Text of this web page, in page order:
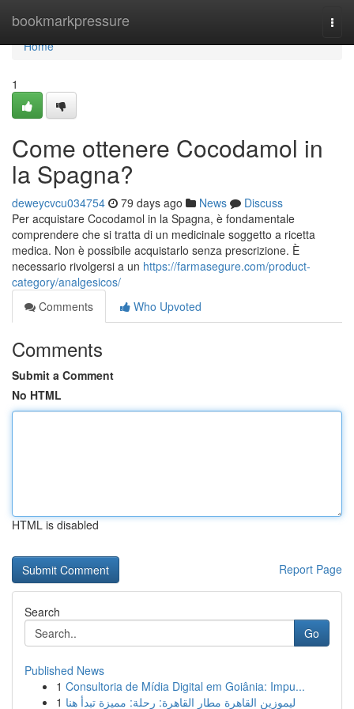
bookmarkpressure
Home
Home
1
Come ottenere Cocodamol in
la Spagna?
deweycvcu034754 79 days ago News
Discuss
Per acquistare Cocodamol in la Spagna, è fondamentale
comprendere che si tratta di un medicinale soggetto a ricetta
medica. Non è possibile acquistarlo senza prescrizione. È
necessario rivolgersi a un https://farmasegure.com/product-
category/analgesicos/
Comments
Who Upvoted
Comments
Submit a Comment
No HTML
HTML is disabled
Report Page
Search
Go
Published News
1 Consultoria de Mídia Digital em Goiânia: Impu...
1 ليموزين القاهرة مطار القاهرة: رحلة: مميزة تبدأ هنا